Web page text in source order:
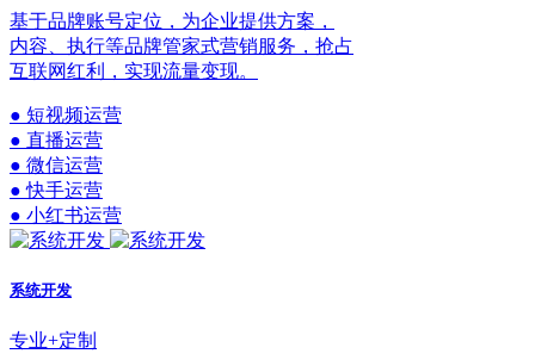
基于品牌账号定位，为企业提供方案，
内容、执行等品牌管家式营销服务，抢占
互联网红利，实现流量变现。
● 短视频运营
● 直播运营
● 微信运营
● 快手运营
● 小红书运营
系统开发
专业+定制